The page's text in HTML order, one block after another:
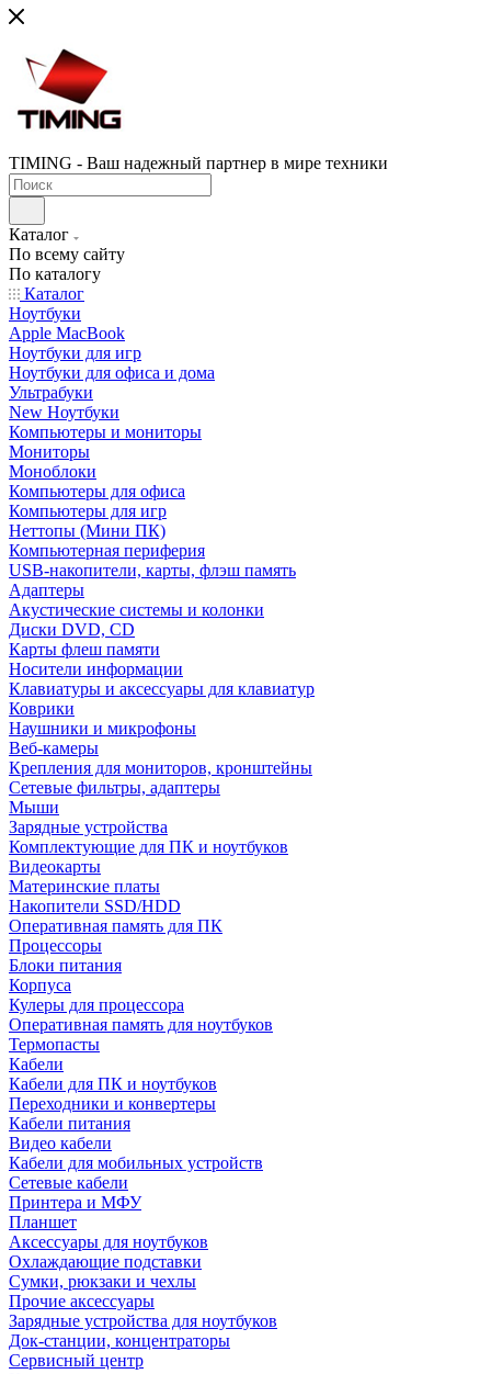
TIMING - Ваш надежный партнер в мире техники
Каталог
По всему сайту
По каталогу
Каталог
Ноутбуки
Apple MacBook
Ноутбуки для игр
Ноутбуки для офиса и дома
Ультрабуки
New Ноутбуки
Компьютеры и мониторы
Мониторы
Моноблоки
Компьютеры для офиса
Компьютеры для игр
Неттопы (Мини ПК)
Компьютерная периферия
USB-накопители, карты, флэш память
Адаптеры
Акустические системы и колонки
Диски DVD, CD
Карты флеш памяти
Носители информации
Клавиатуры и аксессуары для клавиатур
Коврики
Наушники и микрофоны
Веб-камеры
Крепления для мониторов, кронштейны
Сетевые фильтры, адаптеры
Мыши
Зарядные устройства
Комплектующие для ПК и ноутбуков
Видеокарты
Материнские платы
Накопители SSD/HDD
Оперативная память для ПК
Процессоры
Блоки питания
Корпуса
Кулеры для процессора
Оперативная память для ноутбуков
Термопасты
Кабели
Кабели для ПК и ноутбуков
Переходники и конвертеры
Кабели питания
Видео кабели
Кабели для мобильных устройств
Сетевые кабели
Принтера и МФУ
Планшет
Аксессуары для ноутбуков
Охлаждающие подставки
Сумки, рюкзаки и чехлы
Прочие аксессуары
Зарядные устройства для ноутбуков
Док-станции, концентраторы
Сервисный центр